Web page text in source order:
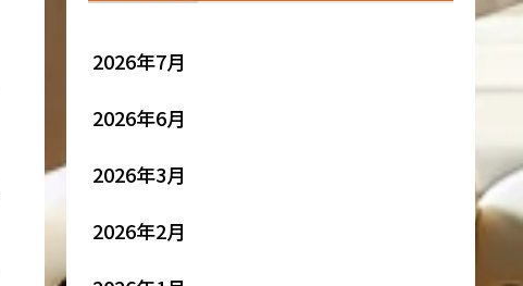
2026年7月
2026年6月
2026年3月
2026年2月